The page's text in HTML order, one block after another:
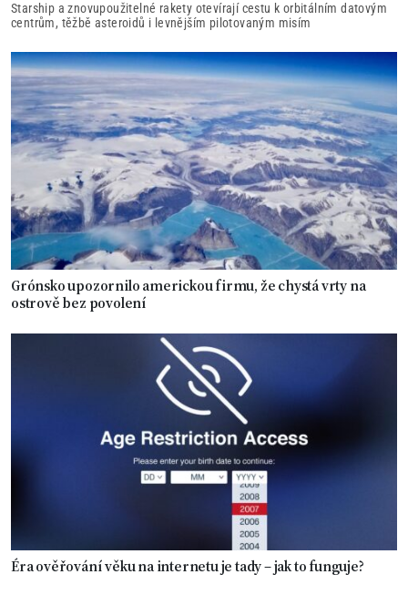
Starship a znovupoužitelné rakety otevírají cestu k orbitálním datovým
centrům, těžbě asteroidů i levnějším pilotovaným misím
Grónsko upozornilo americkou firmu, že chystá vrty na
ostrově bez povolení
Éra ověřování věku na internetu je tady – jak to funguje?